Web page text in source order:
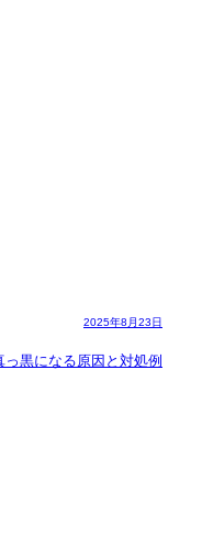
2025年8月23日
黒になる原因と対処例